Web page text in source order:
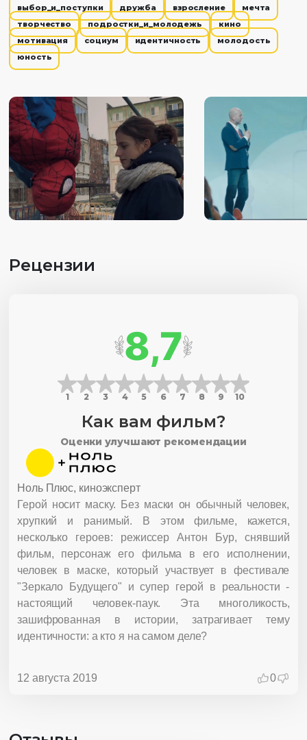
супергероем в обычной жизни. Невероятным
Человеком-Антоном.
выбор_и_поступки дружба взросление
мечта
творчество
подростки_и_молодежь
кино
мотивация
социум идентичность
молодость
юность
Рецензии
8,7
1 2 3 4 5 6 7 8 9 10
Как вам фильм?
Оценки улучшают рекомендации
Герой носит маску. Без маски он обычный человек,
хрупкий и ранимый. В этом фильме, кажется,
несколько героев: режиссер Антон Бур, снявший
фильм, персонаж его фильма в его исполнении,
человек в маске, который участвует в фестивале
"Зеркало Будущего" и супер герой в реальности -
настоящий человек-паук. Эта многоликость,
зашифрованная в истории, затрагивает тему
идентичности: а кто я на самом деле?
12 августа 2019 0
Ноль Плюс, киноэксперт